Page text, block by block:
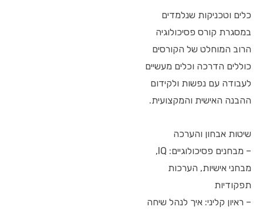
כלים וטכניקות שנלמדים
במסגרת קורס פסיכולוגיה
הרוב המוחלט של הקורסים
כוללים הדרכה וכלים מעשיים
לעבודה עם נפשות ולקידום
ההבנה האישית והמקצועית.
שיטות אבחון והערכה
– מבחנים פסיכולוגיים: IQ,
מבחני אישיות, הערכות
תפקודיות
– ראיון קליני: איך לנהל שיחה